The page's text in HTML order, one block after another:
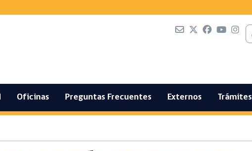
Oficinas Preguntas Frecuentes Externos Trámites